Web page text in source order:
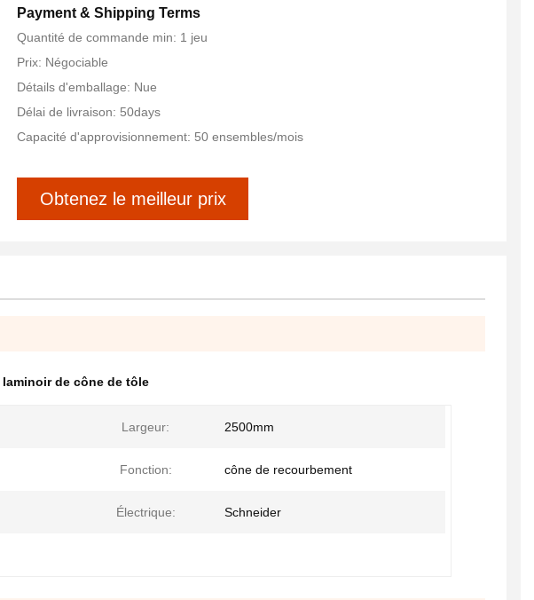
Payment & Shipping Terms
Quantité de commande min: 1 jeu
Prix: Négociable
Détails d'emballage: Nue
Délai de livraison: 50days
Capacité d'approvisionnement: 50 ensembles/mois
Obtenez le meilleur prix
laminoir de cône de tôle
Largeur: 2500mm
Fonction: cône de recourbement
Électrique: Schneider